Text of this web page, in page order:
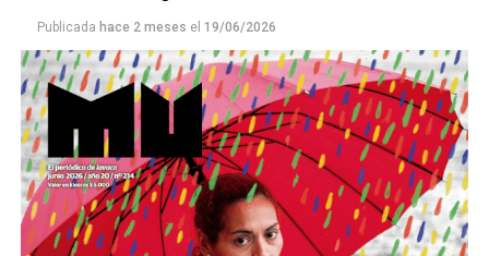
Este número 215 de MU ☝️viene con doble tapa, que
podría ser una frase:
Sin chamuyo, a remarla.
Publicada hace 2 meses el 19/06/2026